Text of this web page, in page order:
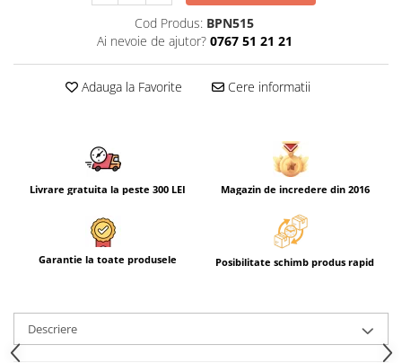
Cod Produs: BPN515
Ai nevoie de ajutor? 0767 51 21 21
Adauga la Favorite Cere informatii
Livrare gratuita la peste 300 LEI Magazin de incredere din 2016
Garantie la toate produsele Posibilitate schimb produs rapid
Descriere